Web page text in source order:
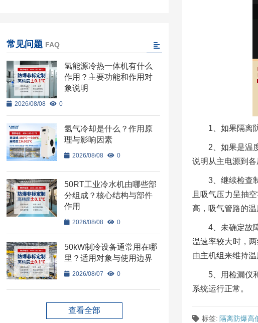
1、如果隔离
2、如果是温
说明从主电源到各
3、继续检查
且吸气压力呈抽
高，吸气管路的
4、未确定故
温速率较大时，
由主机组来维持温
5、用检漏仪
系统运行正常。
标签: 隔离防爆高
常见问题 FAQ
氢能源冷热一体机有什么
作用？主要功能和作用对
象说明
2026/08/08 0
氢气冷却是什么？作用原
理与影响因素
2026/08/08 0
50RT工业冷水机由哪些部
分组成？核心结构与部件
作用
2026/08/08 0
50kW制冷设备通常用在哪
里？适用对象与使用边界
2026/08/07 0
查看全部